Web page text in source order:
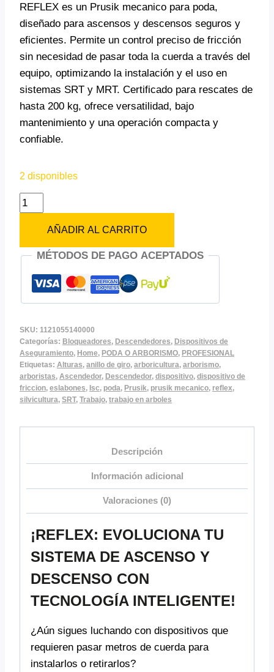
REFLEX es un Prusik mecanico para poda,
diseñado para ascensos y descensos seguros y
eficientes. Permite un control preciso de fricción
sin necesidad de pasar toda la cuerda a través del
equipo, optimizando la instalación y el uso en
sistemas SRT y MRT. Certificado para rescates de
hasta 200 kg, ofrece versatilidad, bajo
mantenimiento y una operación compacta y
confiable.
2 disponibles
PRUSIK
MECANICO
MH285
cantidad
AÑADIR AL CARRITO
MÉTODOS DE PAGO ACEPTADOS
SKU: 1121055140000
Categorías: Bloqueadores, Descendedores, Dispositivos de
Aseguramiento, Home, PODA O ARBORISMO, PROFESIONAL
Etiquetas: Alturas, anillo de giro, arboricultura, arborismo,
arboristas, Ascendedor, Descendedor, dispositivo, dispositivo de
friccion, eslabones, Isc, poda, Prusik, prusik mecanico, reflex,
silvicultura, SRT, Trabajo, trabajo en arboles
Descripción
Información adicional
Valoraciones (0)
¡REFLEX: EVOLUCIONA TU
SISTEMA DE ASCENSO Y
DESCENSO CON
TECNOLOGÍA INTELIGENTE!
¿Aún sigues luchando con dispositivos que
requieren pasar metros de cuerda para
instalarlos o retirarlos?